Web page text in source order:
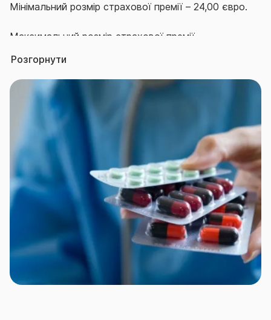
Мінімальний розмір страхової премії – 24,00 євро.
Максимальний розмір страхової премії –
Заяви на страхування.
Франшиза безумовна, застосовується виключно
при лікуванні онкології поза територією дії
Договору, у розмірі 50% від фактичних витрат на
лікування.
Територіята строкдії Договорустрахування
Територія дії – Україна, крім тимчасово окупованої
Російською Федерацією (в тому числі її
союзниками та/або збройними формуваннями,
підпорядкованими силовим структурам Російської
Федерації та її союзників або приватним особам)
території України; територіальних громад, які
розташовані в районі проведення воєнних
Розгорнути